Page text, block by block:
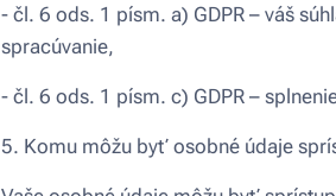
- čl. 6 ods. 1 písm. a) GDPR – váš
spracúvanie,
- čl. 6 ods. 1 písm. c) GDPR –
5. Komu môžu byť osobné údaje